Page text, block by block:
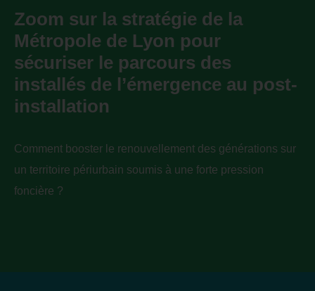
Zoom sur la stratégie de la
Métropole de Lyon pour
sécuriser le parcours des
installés de l’émergence au post-
installation
Comment booster le renouvellement des générations sur
un territoire périurbain soumis à une forte pression
foncière ?